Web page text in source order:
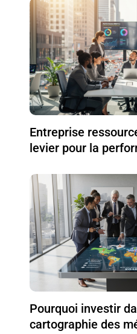
Entreprise
levier pour la
Pourquoi investir
cartographie des